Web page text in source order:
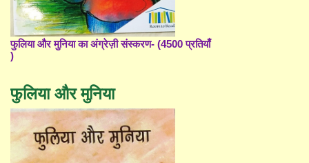
फुलिया और मुनिया का अंग्रेज़ी संस्करण- (4500 प्रतियाँ
)
फुलिया और मुनिया